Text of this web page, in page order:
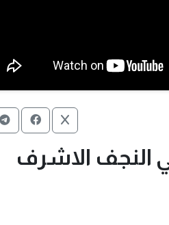
النجف الاشرف